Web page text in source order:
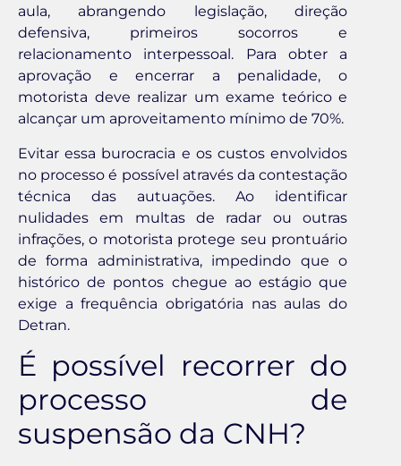
aula, abrangendo legislação, direção
defensiva, primeiros socorros e
relacionamento interpessoal. Para obter a
aprovação e encerrar a penalidade, o
motorista deve realizar um exame teórico e
alcançar um aproveitamento mínimo de 70%.
Evitar essa burocracia e os custos envolvidos
no processo é possível através da contestação
técnica das autuações. Ao identificar
nulidades em multas de radar ou outras
infrações, o motorista protege seu prontuário
de forma administrativa, impedindo que o
histórico de pontos chegue ao estágio que
exige a frequência obrigatória nas aulas do
Detran.
É possível recorrer do
processo de
suspensão da CNH?